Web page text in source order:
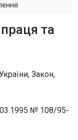
та
Закон,
№ 108/95-